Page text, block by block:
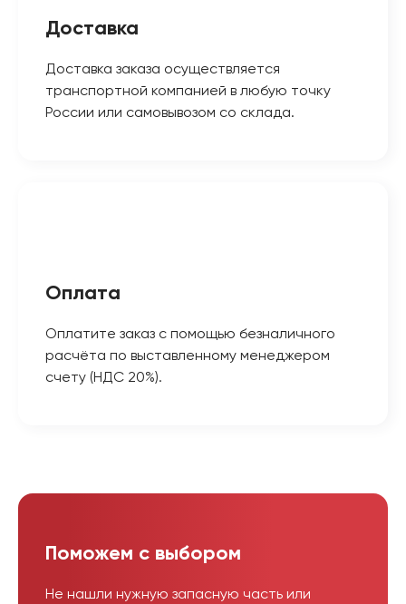
Доставка
Доставка заказа осуществляется
транспортной компанией в любую точку
России или самовывозом со склада.
Оплата
Оплатите заказ с помощью безналичного
расчёта по выставленному менеджером
счету (НДС 20%).
Поможем с выбором
Не нашли нужную запасную часть или